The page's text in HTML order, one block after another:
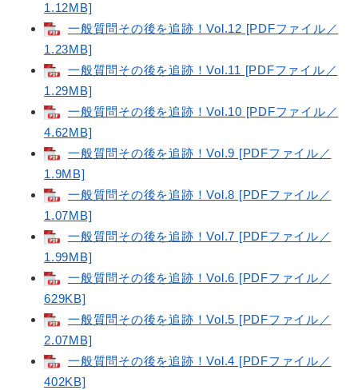
1.12MB]
一般質問その後を追跡！Vol.12 [PDFファイル／
1.23MB]
一般質問その後を追跡！Vol.11 [PDFファイル／
1.29MB]
一般質問その後を追跡！Vol.10 [PDFファイル／
4.62MB]
一般質問その後を追跡！Vol.9 [PDFファイル／
1.9MB]
一般質問その後を追跡！Vol.8 [PDFファイル／
1.07MB]
一般質問その後を追跡！Vol.7 [PDFファイル／
1.99MB]
一般質問その後を追跡！Vol.6 [PDFファイル／
629KB]
一般質問その後を追跡！Vol.5 [PDFファイル／
2.07MB]
一般質問その後を追跡！Vol.4 [PDFファイル／
402KB]